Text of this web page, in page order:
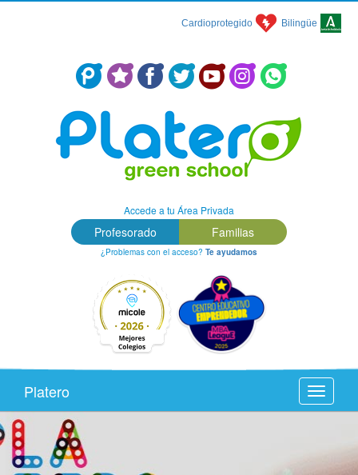
Cardioprotegido Bilingüe
Centro Concertado en Málaga: Colegio Platero Green School
Accede a tu Área Privada
Profesorado Familias
¿Problemas con el acceso? Te ayudamos
Toggle
Platero